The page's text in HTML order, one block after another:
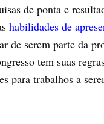
de ponta e
habilidades de
de serem parte da
tem suas
para trabalhos a